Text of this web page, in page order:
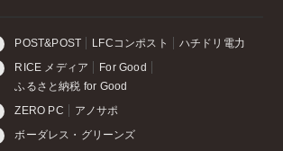
POST&POST LFCコンポスト ハチドリ電力
RICE メディア
For Good
ふるさと納税 for Good
ZERO PC アノサポ
ボーダレス・グリーンズ